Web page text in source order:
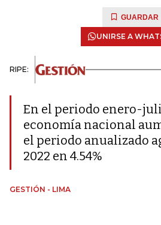
GUARDAR
UNIRSE A
RIPE:
En el periodo enero-
economía nacional
el periodo anualizado
2022 en 4.54%
GESTIÓN - LIMA